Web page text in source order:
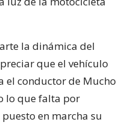
la dinámica del
que el vehículo
el conductor de Mucho
lo que falta por
en marcha su